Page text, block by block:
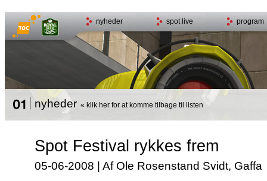
nyheder spot live program
nyheder« klik her for at komme tilbage til listen
Spot Festival rykkes frem
05-06-2008 | Af Ole Rosenstand Svidt, Gaffa